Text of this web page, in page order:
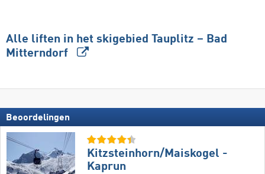
Alle liften in het skigebied Tauplitz – Bad
Mitterndorf
Beoordelingen
Kitzsteinhorn/​Maiskogel -
Kaprun